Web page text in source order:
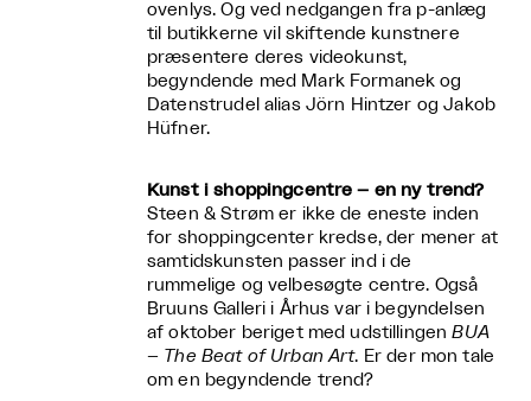
ovenlys. Og ved nedgangen fra p-anlæg
til butikkerne vil skiftende kunstnere
præsentere deres videokunst,
begyndende med Mark Formanek og
Datenstrudel alias Jörn Hintzer og Jakob
Hüfner.
Kunst i shoppingcentre – en ny trend?
Steen & Strøm er ikke de eneste inden
for shoppingcenter kredse, der mener at
samtidskunsten passer ind i de
rummelige og velbesøgte centre. Også
Bruuns Galleri i Århus var i begyndelsen
af oktober beriget med udstillingenBUA
– The Beat of Urban Art. Er der mon tale
om en begyndende trend?